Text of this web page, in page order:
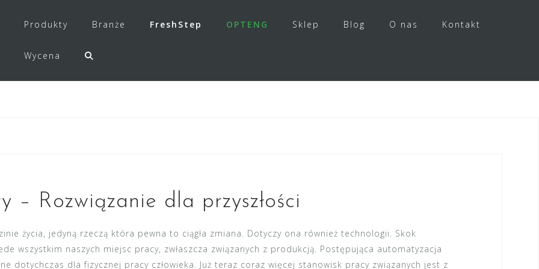
Produkty Branże FreshStep OPTENG Sklep Blog O nas Kontakt
Wycena
– Rozwiązanie dla przyszłości
życia, jedyną rzeczą która pewna to ciągła zmiana. Dotyczy ona również technologii. Skok
wszystkim naszych miejsc pracy, zwłaszcza związanych z produkcją. Postępująca automatyzacja
dotychczas dla fizycznej pracy człowieka. Już teraz coraz więcej stanowisk pracy związanych jest z